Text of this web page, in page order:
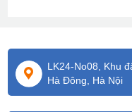
LK24-No08, Khu
Hà Đông, Hà Nội